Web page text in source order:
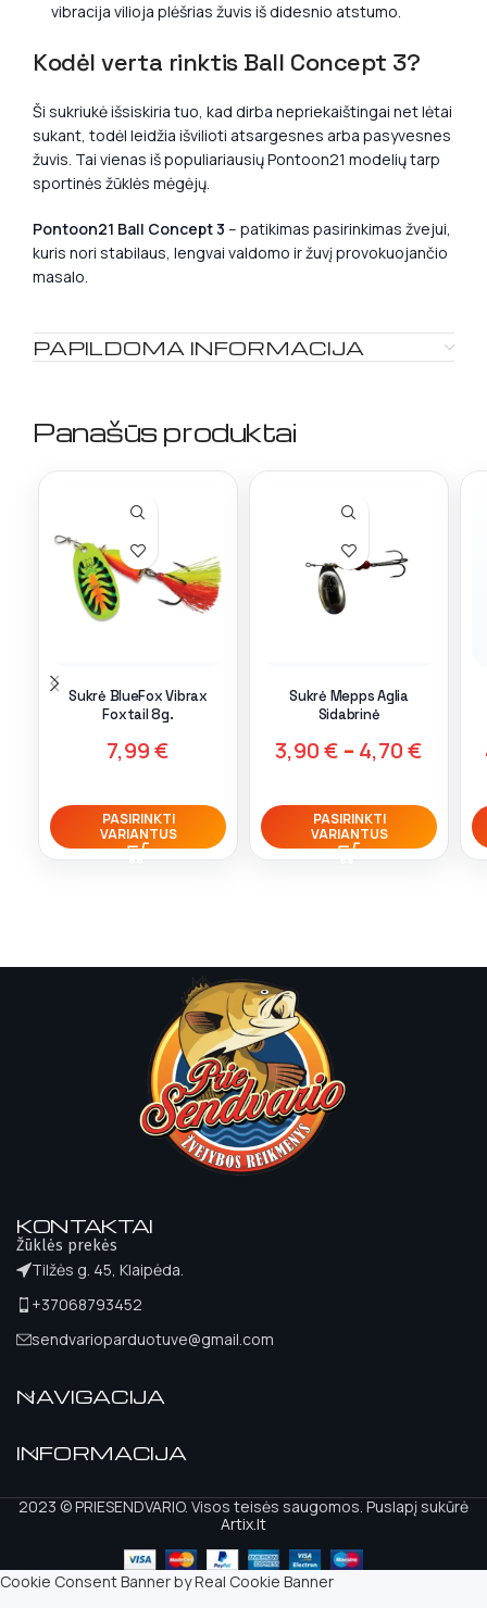
vibracija vilioja plėšrias žuvis iš didesnio atstumo.
Kodėl verta rinktis Ball Concept 3?
Ši sukriukė išsiskiria tuo, kad dirba nepriekaištingai net lėtai
sukant, todėl leidžia išvilioti atsargesnes arba pasyvesnes
žuvis. Tai vienas iš populiariausių Pontoon21 modelių tarp
sportinės žūklės mėgėjų.
Pontoon21 Ball Concept 3 – patikimas pasirinkimas žvejui,
kuris nori stabilaus, lengvai valdomo ir žuvį provokuojančio
masalo.
PAPILDOMA INFORMACIJA
Panašūs produktai
Sukrė BlueFox Vibrax
Foxtail 8g.
7,99€
PASIRINKTI
VARIANTUS
Sukrė Mepps Aglia
Sidabrinė
3,90€ – 4,70€
PASIRINKTI
VARIANTUS
KONTAKTAI
Žūklės prekės
Tilžės g. 45, Klaipėda.
+37068793452
sendvarioparduotuve@gmail.com
NAVIGACIJA
INFORMACIJA
2023 © PRIESENDVARIO. Visos teisės saugomos. Puslapį sukūrė
Artix.lt
Cookie Consent Banner by Real Cookie Banner